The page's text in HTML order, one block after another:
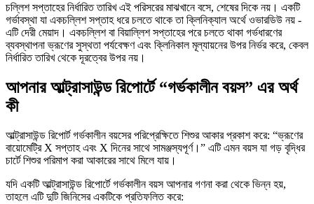
চল্লিশ সপ্তাহের নির্ধারিত তারিখ এই পরিসরের মাঝখানে বসে, শেষের দিকে নয়। একটি
গর্ভাবস্থা যা একচল্লিশ সপ্তাহ ধরে চলতে থাকে তা ক্লিনিক্যাল অর্থে ওভারডিউ নয় -
এটি দেরী মেয়াদ। একচল্লিশ বা বিয়াল্লিশ সপ্তাহের পরে চলতে থাকা গর্ভধারণের
ব্যবস্থাপনা ভ্রূণের সুস্থতা পর্যবেক্ষণ এবং ক্লিনিকাল মূল্যায়নের উপর নির্ভর করে, কেবল
নির্ধারিত তারিখ থেকে দূরত্বের উপর নয়।
আপনার আল্ট্রাসাউন্ড রিপোর্টে “গর্ভকালীন বয়স” এর অর্থ
কী
আল্ট্রাসাউন্ড রিপোর্ট গর্ভকালীন বয়সের পরিপ্রেক্ষিতে শিশুর আকার প্রকাশ করে: “ভ্রূণের
বায়োমেট্রি X সপ্তাহ এবং X দিনের সাথে সামঞ্জস্যপূর্ণ।” এটি এমন বয়স যা গড় বৃদ্ধির
চার্টে শিশুর পরিমাপ করা আকারের সাথে মিলে যায়।
যদি একটি আল্ট্রাসাউন্ড রিপোর্টে গর্ভকালীন বয়স আপনার গণনা করা থেকে ভিন্ন হয়,
তাহলে এটি দুটি জিনিসের একটিকে প্রতিফলিত করে: